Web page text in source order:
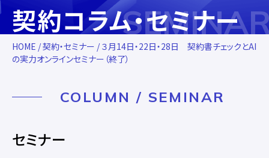
契約コラム・セミナー
HOME /契約・セミナー / ３月14日・22日・28日 契約書チェックとAI
の実力オンラインセミナー（終了）
COLUMN / SEMINAR
セミナー